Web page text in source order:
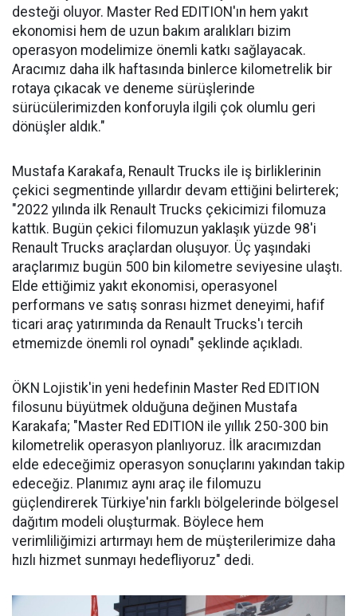
desteği oluyor. Master Red EDITION'ın hem yakıt
ekonomisi hem de uzun bakım aralıkları bizim
operasyon modelimize önemli katkı sağlayacak.
Aracımız daha ilk haftasında binlerce kilometrelik bir
rotaya çıkacak ve deneme sürüşlerinde
sürücülerimizden konforuyla ilgili çok olumlu geri
dönüşler aldık."
Mustafa Karakafa, Renault Trucks ile iş birliklerinin
çekici segmentinde yıllardır devam ettiğini belirterek;
"2022 yılında ilk Renault Trucks çekicimizi filomuza
kattık. Bugün çekici filomuzun yaklaşık yüzde 98'i
Renault Trucks araçlardan oluşuyor. Üç yaşındaki
araçlarımız bugün 500 bin kilometre seviyesine ulaştı.
Elde ettiğimiz yakıt ekonomisi, operasyonel
performans ve satış sonrası hizmet deneyimi, hafif
ticari araç yatırımında da Renault Trucks'ı tercih
etmemizde önemli rol oynadı" şeklinde açıkladı.
ÖKN Lojistik'in yeni hedefinin Master Red EDITION
filosunu büyütmek olduğuna değinen Mustafa
Karakafa; "Master Red EDITION ile yıllık 250-300 bin
kilometrelik operasyon planlıyoruz. İlk aracımızdan
elde edeceğimiz operasyon sonuçlarını yakından takip
edeceğiz. Planımız aynı araç ile filomuzu
güçlendirerek Türkiye'nin farklı bölgelerinde bölgesel
dağıtım modeli oluşturmak. Böylece hem
verimliliğimizi artırmayı hem de müşterilerimize daha
hızlı hizmet sunmayı hedefliyoruz" dedi.